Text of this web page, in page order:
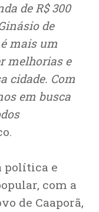
de R$ 300
de
mais um
melhorias e
cidade. Com
em busca
política e
com a
de Caaporã,